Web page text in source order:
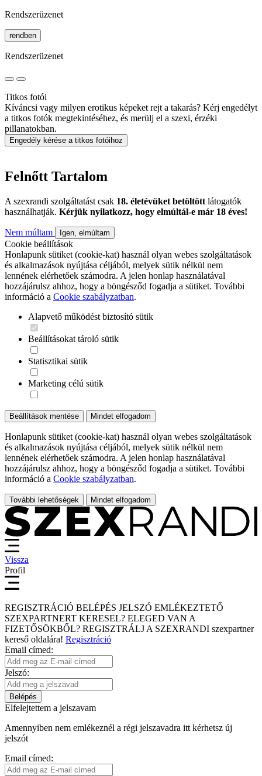
Rendszerüzenet
rendben
Rendszerüzenet
Titkos fotói
Kíváncsi vagy milyen erotikus képeket rejt a takarás? Kérj engedélyt
a titkos fotók megtekintéséhez, és merülj el a szexi, érzéki
pillanatokban.
Engedély kérése a titkos fotóihoz
Felnőtt Tartalom
A szexrandi szolgáltatást csak 18. életévüket betöltött látogatók
használhatják. Kérjük nyilatkozz, hogy elmúltál-e már 18 éves!
Nem múltam Igen, elmúltam
Cookie beállítások
Honlapunk sütiket (cookie-kat) használ olyan webes szolgáltatások
és alkalmazások nyújtása céljából, melyek sütik nélkül nem
lennének elérhetőek számodra. A jelen honlap használatával
hozzájárulsz ahhoz, hogy a böngésződ fogadja a sütiket. További
információ a Cookie szabályzatban.
Alapvető működést biztosító sütik
Beállításokat tároló sütik
Statisztikai sütik
Marketing célú sütik
Beállítások mentése Mindet elfogadom
Honlapunk sütiket (cookie-kat) használ olyan webes szolgáltatások
és alkalmazások nyújtása céljából, melyek sütik nélkül nem
lennének elérhetőek számodra. A jelen honlap használatával
hozzájárulsz ahhoz, hogy a böngésződ fogadja a sütiket. További
információ a Cookie szabályzatban.
További lehetőségek Mindet elfogadom
Vissza
Profil
REGISZTRÁCIÓ BELÉPÉS JELSZÓ EMLÉKEZTETŐ
SZEXPARTNERT KERESEL? ELEGED VAN A
FIZETŐSÖKBŐL? REGISZTRÁLJ A SZEXRANDI szexpartner
kereső oldalára! Regisztráció
Email címed:
Jelszó:
Belépés
Elfelejtettem a jelszavam
Amennyiben nem emlékeznél a régi jelszavadra itt kérhetsz új
jelszót
Email címed: